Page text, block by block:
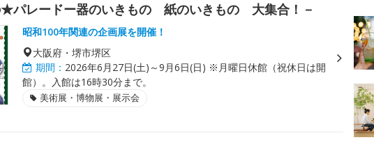
パレードー器のいきもの 紙のいきもの 大集合！－
昭和100年関連の企画展を開催！
大阪府・堺市堺区
期間： 2026年6月27日(土)～9月6日(日) ※月曜日休館（祝休日は開
館）。入館は16時30分まで。
美術展・博物展・展示会